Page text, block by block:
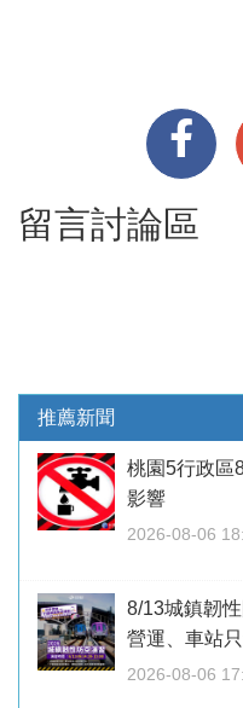
留言討論區
推薦新聞
桃園5行政
影響
2026-08-06
8/13城鎮韌
營運、車站
2026-08-06